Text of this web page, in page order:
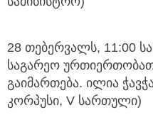
28 თებერვალს, 11:00
საგარეო
გაიმართება. ილია
კორპუსი, V სართული)